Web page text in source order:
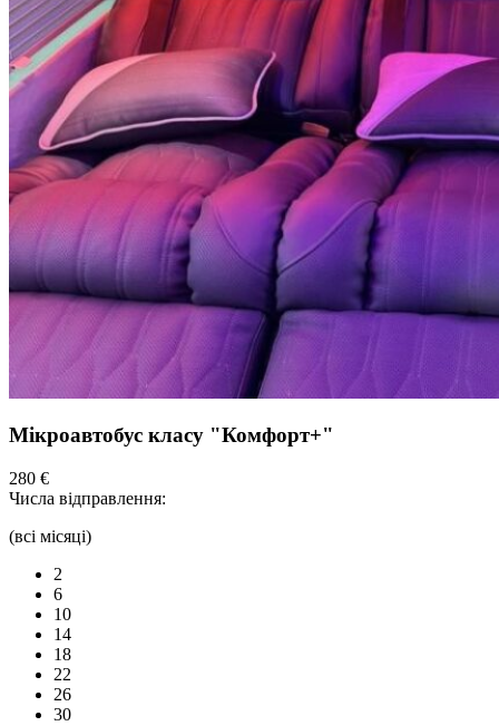
Мікроавтобус класу "Комфорт+"
280 €
Числа відправлення:
(всі місяці)
2
6
10
14
18
22
26
30